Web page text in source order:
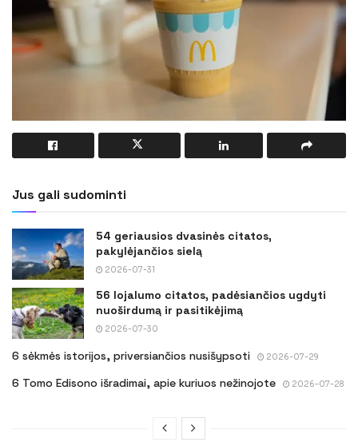
Jus gali sudominti
54 geriausios dvasinės citatos,
pakylėjančios sielą
2026-07-31
56 lojalumo citatos, padėsiančios ugdyti
nuoširdumą ir pasitikėjimą
2026-07-30
6 sėkmės istorijos, priversiančios nusišypsoti 2026-07-29
6 Tomo Edisono išradimai, apie kuriuos nežinojote 2026-07-28